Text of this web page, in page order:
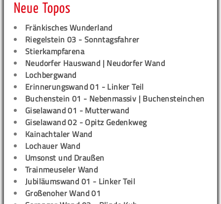
Neue Topos
Fränkisches Wunderland
Riegelstein 03 - Sonntagsfahrer
Stierkampfarena
Neudorfer Hauswand | Neudorfer Wand
Lochbergwand
Erinnerungswand 01 - Linker Teil
Buchenstein 01 - Nebenmassiv | Buchensteinchen
Giselawand 01 - Mutterwand
Giselawand 02 - Opitz Gedenkweg
Kainachtaler Wand
Lochauer Wand
Umsonst und Draußen
Trainmeuseler Wand
Jubiläumswand 01 - Linker Teil
Großenoher Wand 01